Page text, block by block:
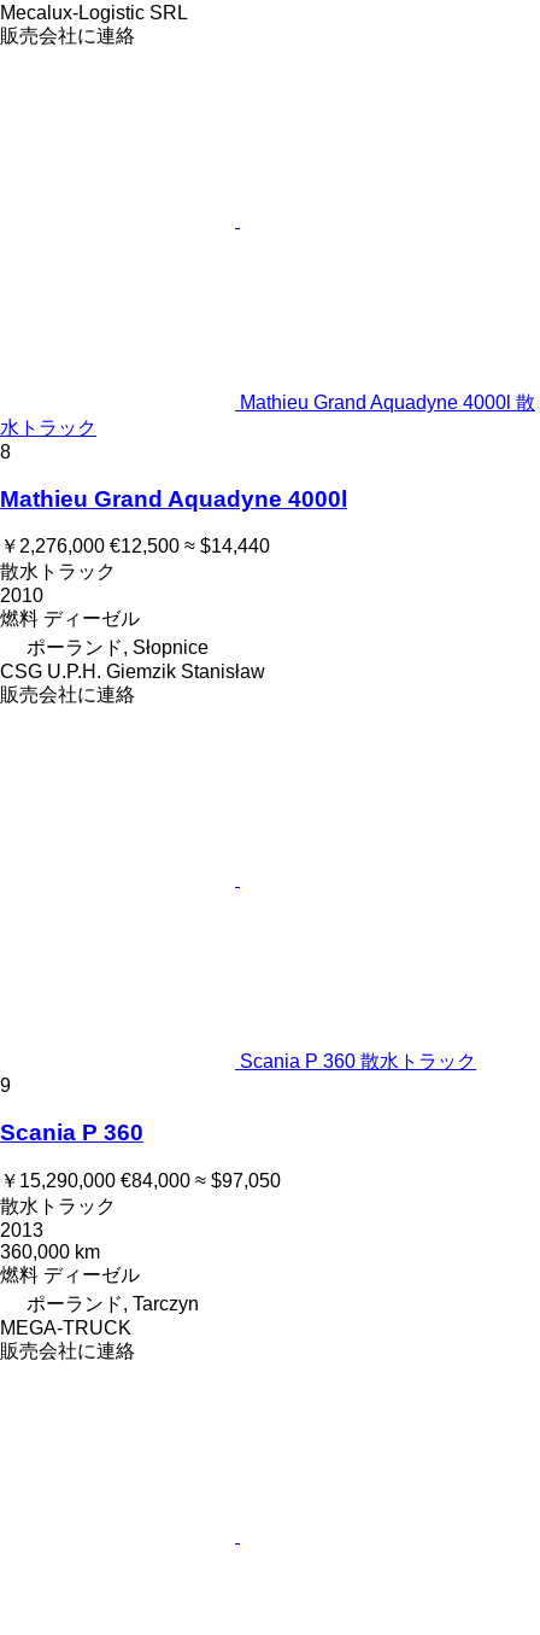
Mecalux-Logistic SRL
販売会社に連絡
Mathieu Grand Aquadyne 4000l 散
水トラック
8
Mathieu Grand Aquadyne 4000l
￥2,276,000 €12,500 ≈ $14,440
散水トラック
2010
燃料 ディーゼル
ポーランド, Słopnice
CSG U.P.H. Giemzik Stanisław
販売会社に連絡
Scania P 360 散水トラック
9
Scania P 360
￥15,290,000 €84,000 ≈ $97,050
散水トラック
2013
360,000 km
燃料 ディーゼル
ポーランド, Tarczyn
MEGA-TRUCK
販売会社に連絡